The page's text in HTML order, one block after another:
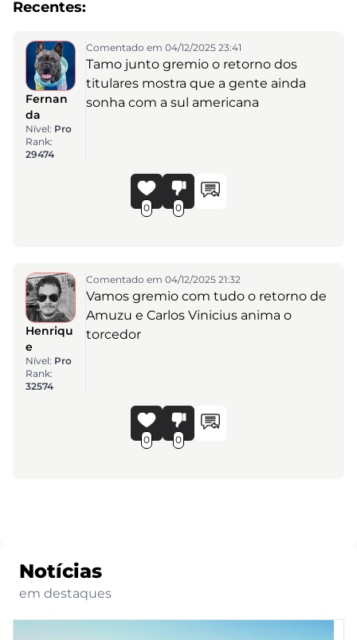
Recentes:
Fernan
da
Nível: Pro
Rank:
29474
Comentado em 04/12/2025 23:41
Tamo junto gremio o retorno dos
titulares mostra que a gente ainda
sonha com a sul americana
0 0
Henriqu
e
Nível: Pro
Rank:
32574
Comentado em 04/12/2025 21:32
Vamos gremio com tudo o retorno de
Amuzu e Carlos Vinicius anima o
torcedor
0 0
Notícias
em destaques